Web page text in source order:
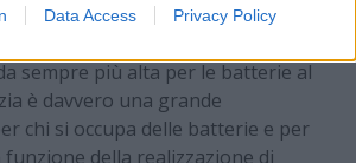
Data Access Privacy Policy
sempre più alta per le batterie al
è davvero una grande
chi si occupa delle batterie e per
della realizzazione di